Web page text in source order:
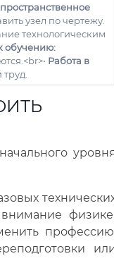
узел по чертежу.
технологическим
обучению:
Работа в
уровня